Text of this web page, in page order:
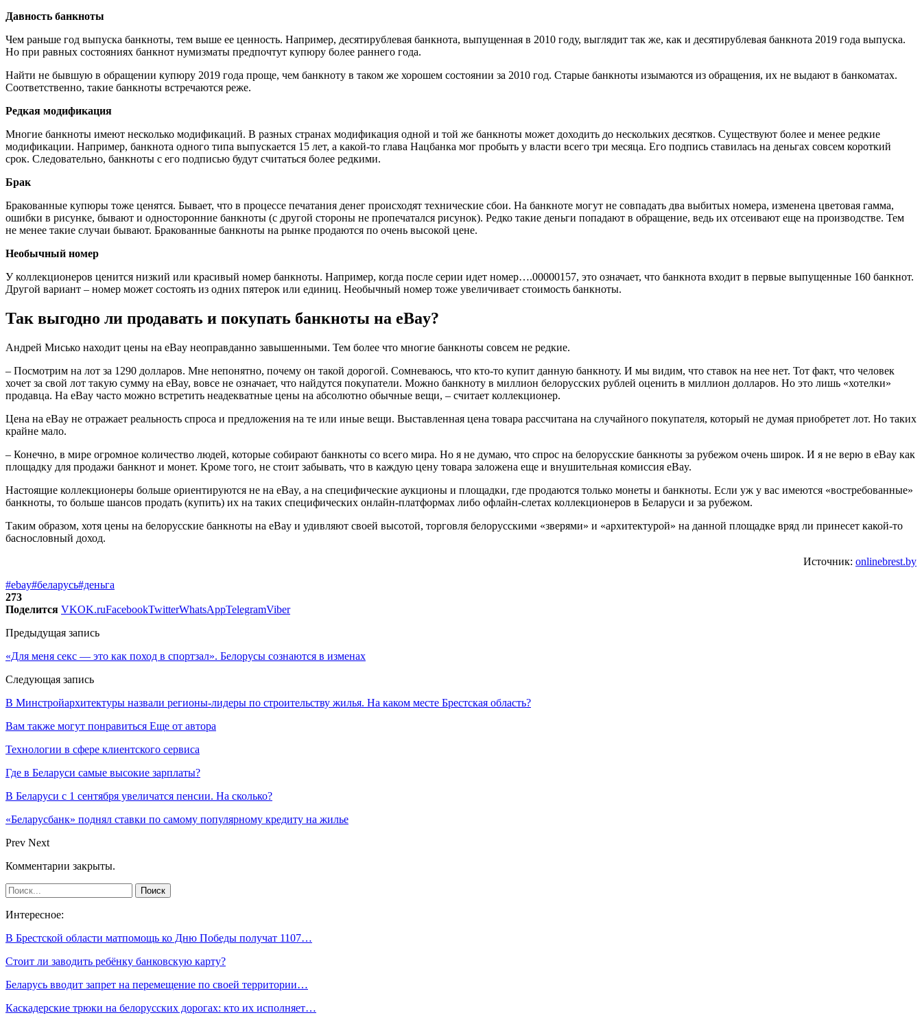
Давность банкноты
Чем раньше год выпуска банкноты, тем выше ее ценность. Например, десятирублевая банкнота, выпущенная в 2010 году, выглядит так же, как и десятирублевая банкнота 2019 года выпуска.
Но при равных состояниях банкнот нумизматы предпочтут купюру более раннего года.
Найти не бывшую в обращении купюру 2019 года проще, чем банкноту в таком же хорошем состоянии за 2010 год. Старые банкноты изымаются из обращения, их не выдают в банкоматах.
Соответственно, такие банкноты встречаются реже.
Редкая модификация
Многие банкноты имеют несколько модификаций. В разных странах модификация одной и той же банкноты может доходить до нескольких десятков. Существуют более и менее редкие
модификации. Например, банкнота одного типа выпускается 15 лет, а какой-то глава Нацбанка мог пробыть у власти всего три месяца. Его подпись ставилась на деньгах совсем короткий
срок. Следовательно, банкноты с его подписью будут считаться более редкими.
Брак
Бракованные купюры тоже ценятся. Бывает, что в процессе печатания денег происходят технические сбои. На банкноте могут не совпадать два выбитых номера, изменена цветовая гамма,
ошибки в рисунке, бывают и односторонние банкноты (с другой стороны не пропечатался рисунок). Редко такие деньги попадают в обращение, ведь их отсеивают еще на производстве. Тем
не менее такие случаи бывают. Бракованные банкноты на рынке продаются по очень высокой цене.
Необычный номер
У коллекционеров ценится низкий или красивый номер банкноты. Например, когда после серии идет номер….00000157, это означает, что банкнота входит в первые выпущенные 160 банкнот.
Другой вариант – номер может состоять из одних пятерок или единиц. Необычный номер тоже увеличивает стоимость банкноты.
Так выгодно ли продавать и покупать банкноты на eBay?
Андрей Мисько находит цены на eBay неоправданно завышенными. Тем более что многие банкноты совсем не редкие.
– Посмотрим на лот за 1290 долларов. Мне непонятно, почему он такой дорогой. Сомневаюсь, что кто-то купит данную банкноту. И мы видим, что ставок на нее нет. Тот факт, что человек
хочет за свой лот такую сумму на eBay, вовсе не означает, что найдутся покупатели. Можно банкноту в миллион белорусских рублей оценить в миллион долларов. Но это лишь «хотелки»
продавца. На eBay часто можно встретить неадекватные цены на абсолютно обычные вещи, – считает коллекционер.
Цена на eBay не отражает реальность спроса и предложения на те или иные вещи. Выставленная цена товара рассчитана на случайного покупателя, который не думая приобретет лот. Но таких
крайне мало.
– Конечно, в мире огромное количество людей, которые собирают банкноты со всего мира. Но я не думаю, что спрос на белорусские банкноты за рубежом очень широк. И я не верю в eBay как
площадку для продажи банкнот и монет. Кроме того, не стоит забывать, что в каждую цену товара заложена еще и внушительная комиссия eBay.
Настоящие коллекционеры больше ориентируются не на eBay, а на специфические аукционы и площадки, где продаются только монеты и банкноты. Если уж у вас имеются «востребованные»
банкноты, то больше шансов продать (купить) их на таких специфических онлайн-платформах либо офлайн-слетах коллекционеров в Беларуси и за рубежом.
Таким образом, хотя цены на белорусские банкноты на eBay и удивляют своей высотой, торговля белорусскими «зверями» и «архитектурой» на данной площадке вряд ли принесет какой-то
баснословный доход.
Источник: onlinebrest.by
#ebay#беларусь#деньга
273
Поделится VKOK.ruFacebookTwitterWhatsAppTelegramViber
Предыдущая запись
«Для меня секс — это как поход в спортзал». Белорусы сознаются в изменах
Следующая запись
В Минстройархитектуры назвали регионы-лидеры по строительству жилья. На каком месте Брестская область?
Вам также могут понравиться Еще от автора
Технологии в сфере клиентского сервиса
Где в Беларуси самые высокие зарплаты?
В Беларуси с 1 сентября увеличатся пенсии. На сколько?
«Беларусбанк» поднял ставки по самому популярному кредиту на жилье
Prev Next
Комментарии закрыты.
Интересное:
В Брестской области матпомощь ко Дню Победы получат 1107…
Стоит ли заводить ребёнку банковскую карту?
Беларусь вводит запрет на перемещение по своей территории…
Каскадерские трюки на белорусских дорогах: кто их исполняет…